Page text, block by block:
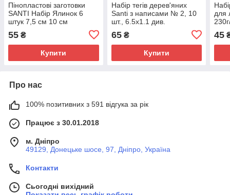
Пінопластові заготовки
SANTI Набір Ялинок 6
штук 7,5 см 10 см
55 ₴
Купити
Набір тегів дерев'яних
Santi з написами № 2, 10
шт., 6.5x1.1 див.
65₴
Купити
для
45
Про нас
100% позитивних з 591 відгука за рік
Працює з 30.01.2018
м. Дніпро
49129, Донецьке шосе, 97, Дніпро, Україна
Контакти
Сьогодні вихідний